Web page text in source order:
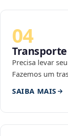
04
Precisa levar
Fazemos um
SAIBA MAIS